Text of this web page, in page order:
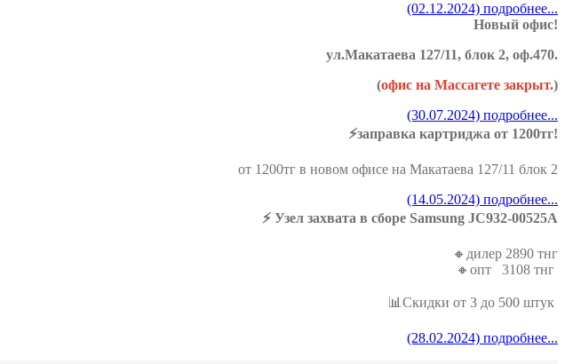
(02.12.2024) подробнее...
Новый офис!
ул.Макатаева 127/11, блок 2, оф.470.
(офис на Массагете закрыт.)
(30.07.2024) подробнее...
⚡️заправка картриджа от 1200тг!
от 1200тг в новом офисе на Макатаева 127/11 блок 2
(14.05.2024) подробнее...
⚡️ Узел захвата в сборе Samsung JC932-00525A
🔸дилер 2890 тнг
🔸опт 3108 тнг
📊Скидки от 3 до 500 штук
(28.02.2024) подробнее...